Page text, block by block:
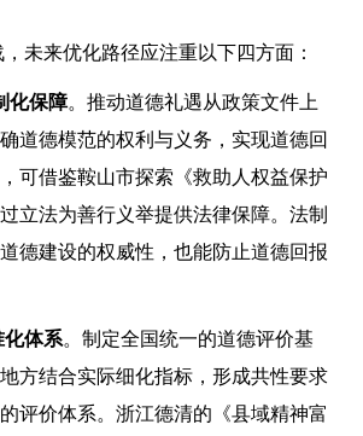
未来优化路径应注重以下四方面：
化保障。推动道德礼遇从政策文件上
道德模范的权利与义务，实现道德回
可借鉴鞍山市探索《救助人权益保护
立法为善行义举提供法律保障。法制
德建设的权威性，也能防止道德回报
化体系。制定全国统一的道德评价基
方结合实际细化指标，形成共性要求
评价体系。浙江德清的《县域精神富